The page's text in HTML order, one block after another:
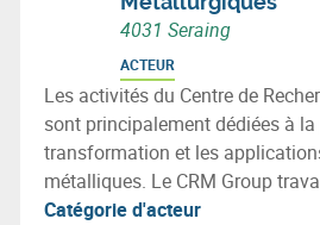
4031 Seraing
ACTEUR
Les activités du Centre de
sont principalement dédiées à
transformation et les
métalliques. Le CRM Group
développement de métaux dits
Catégorie d'acteur